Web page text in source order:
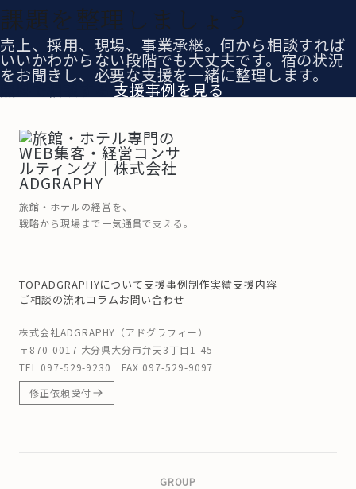
課題を整理しましょう
売上、採用、現場、事業承継。何から相談すれば
いいかわからない段階でも大丈夫です。宿の状況
をお聞きし、必要な支援を一緒に整理します。
無料で相談する 支援事例を見る
旅館・ホテルの経営を、
戦略から現場まで一気通貫で支える。
TOPADGRAPHYについて支援事例制作実績支援内容
ご相談の流れコラムお問い合わせ
株式会社ADGRAPHY（アドグラフィー）
〒870-0017 大分県大分市弁天3丁目1-45
TEL 097-529-9230
FAX 097-529-9097
修正依頼受付
GROUP